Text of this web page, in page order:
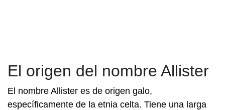
El origen del nombre Allister
El nombre Allister es de origen galo,
específicamente de la etnia celta. Tiene una larga